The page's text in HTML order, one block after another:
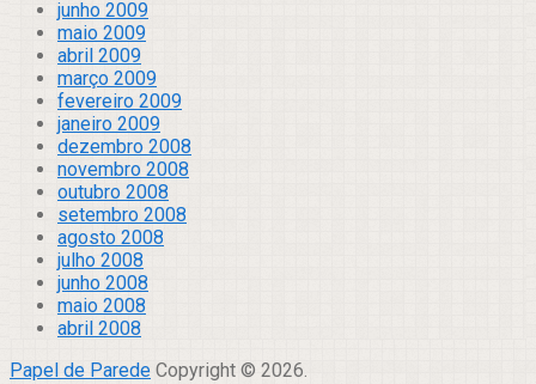
junho 2009
maio 2009
abril 2009
março 2009
fevereiro 2009
janeiro 2009
dezembro 2008
novembro 2008
outubro 2008
setembro 2008
agosto 2008
julho 2008
junho 2008
maio 2008
abril 2008
Papel de Parede Copyright © 2026.